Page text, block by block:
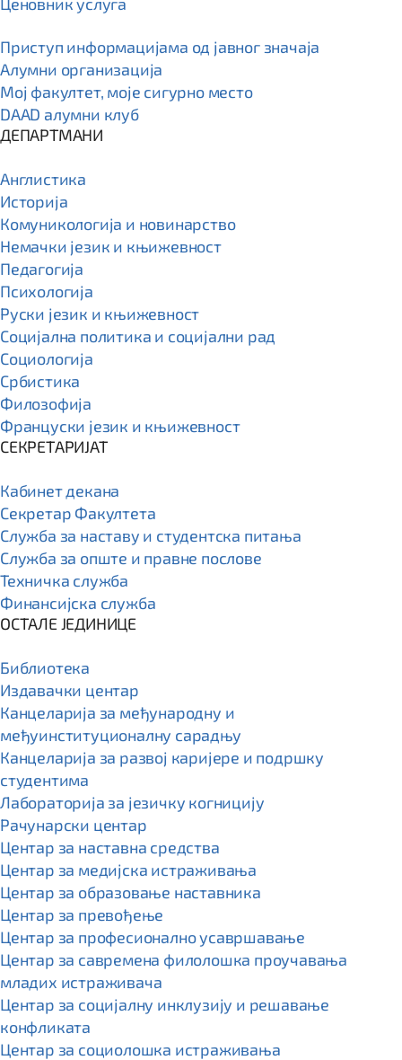
Приступ информацијама од јавног значаја
Алумни организација
Мој факултет, моје сигурно место
DAAD алумни клуб
ДЕПАРТМАНИ
Англистика
Историја
Комуникологија и новинарство
Немачки језик и књижевност
Педагогија
Психологија
Руски језик и књижевност
Социјална политика и социјални рад
Социологија
Србистика
Филозофија
Француски језик и књижевност
СЕКРЕТАРИЈАТ
Кабинет декана
Секретар Факултета
Служба за наставу и студентска питања
Служба за опште и правне послове
Техничка служба
Финансијска служба
ОСТАЛЕ ЈЕДИНИЦЕ
Библиотека
Издавачки центар
Канцеларија за међународну и
међуинституционалну сарадњу
Канцеларија за развој каријере и подршку
студентима
Лабораторија за језичку когницију
Рачунарски центар
Центар за наставна средства
Центар за медијска истраживања
Центар за образовање наставника
Центар за превођење
Центар за професионално усавршавање
Центар за савремена филолошка проучавања
младих истраживача
Центар за социјалну инклузију и решавање
конфликата
Центар за социолошка истраживања